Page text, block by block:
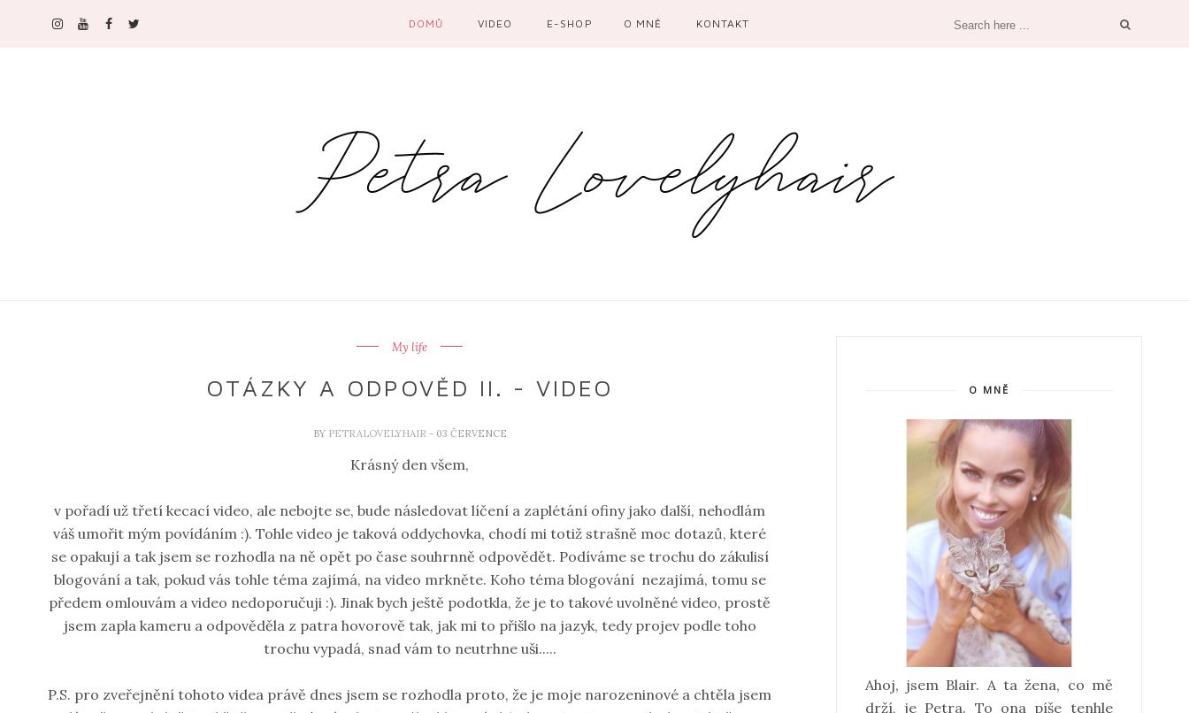
DOMŮ VIDEO E-SHOP O MNĚ KONTAKT
My life
OTÁZKY A ODPOVĚD II. - VIDEO
BY PETRALOVELYHAIR - 03 ČERVENCE
Krásný den všem,
v pořadí už třetí kecací video, ale nebojte se, bude následovat líčení a zaplétání ofiny jako další, nehodlám
váš umořit mým povídáním :). Tohle video je taková oddychovka, chodí mi totiž strašně moc dotazů, které
se opakují a tak jsem se rozhodla na ně opět po čase souhrnně odpovědět. Podíváme se trochu do zákulisí
blogování a tak, pokud vás tohle téma zajímá, na video mrkněte. Koho téma blogování nezajímá, tomu se
předem omlouvám a video nedoporučuji :). Jinak bych ještě podotkla, že je to takové uvolněné video, prostě
jsem zapla kameru a odpověděla z patra hovorově tak, jak mi to přišlo na jazyk, tedy projev podle toho
trochu vypadá, snad vám to neutrhne uši.....
P.S. pro zveřejnění tohoto videa právě dnes jsem se rozhodla proto, že je moje narozeninové a chtěla jsem
O MNĚ
Ahoj, jsem Blair. A ta žena, co mě
drží, je Petra. To ona píše tenhle